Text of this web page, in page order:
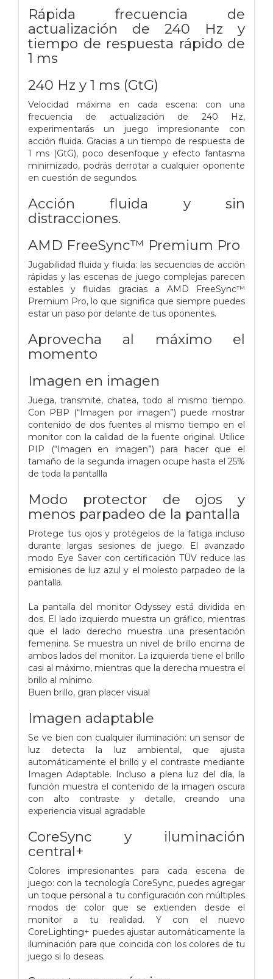
Rápida frecuencia de
actualización de 240 Hz y
tiempo de respuesta rápido de
1 ms
240 Hz y 1 ms (GtG)
Velocidad máxima en cada escena: con una
frecuencia de actualización de 240 Hz,
experimentarás un juego impresionante con
acción fluida. Gracias a un tiempo de respuesta de
1 ms (GtG), poco desenfoque y efecto fantasma
minimizado, podrás derrotar a cualquier oponente
en cuestión de segundos.
Acción fluida y sin
distracciones.
AMD FreeSync™ Premium Pro
Jugabilidad fluida y fluida: las secuencias de acción
rápidas y las escenas de juego complejas parecen
estables y fluidas gracias a AMD FreeSync™
Premium Pro, lo que significa que siempre puedes
estar un paso por delante de tus oponentes.
Aprovecha al máximo el
momento
Imagen en imagen
Juega, transmite, chatea, todo al mismo tiempo.
Con PBP (“Imagen por imagen”) puede mostrar
contenido de dos fuentes al mismo tiempo en el
monitor con la calidad de la fuente original. Utilice
PIP (“Imagen en imagen”) para hacer que el
tamaño de la segunda imagen ocupe hasta el 25%
de toda la pantallla
Modo protector de ojos y
menos parpadeo de la pantalla
Protege tus ojos y protégelos de la fatiga incluso
durante largas sesiones de juego. El avanzado
modo Eye Saver con certificación TÜV reduce las
emisiones de luz azul y el molesto parpadeo de la
pantalla.
La pantalla del monitor Odyssey está dividida en
dos. El lado izquierdo muestra un gráfico, mientras
que el lado derecho muestra una presentación
femenina. Se muestra un nivel de brillo encima de
ambos lados del monitor. La izquierda tiene el brillo
casi al máximo, mientras que la derecha muestra el
brillo al mínimo.
Buen brillo, gran placer visual
Imagen adaptable
Se ve bien con cualquier iluminación: un sensor de
luz detecta la luz ambiental, que ajusta
automáticamente el brillo y el contraste mediante
Imagen Adaptable. Incluso a plena luz del día, la
función muestra el contenido de la imagen oscura
con alto contraste y detalle, creando una
experiencia visual agradable
CoreSync y iluminación
central+
Colores impresionantes para cada escena de
juego: con la tecnología CoreSync, puedes agregar
un toque personal a tu configuración con múltiples
modos de color que se extienden desde el
monitor a tu realidad. Y con el nuevo
CoreLighting+ puedes ajustar automáticamente la
iluminación para que coincida con los colores de tu
juego si lo deseas.